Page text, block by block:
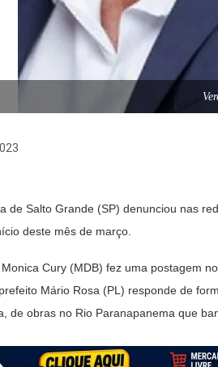
de Salto Grande (SP) denunciou nas
deste mês de março.
Cury (MDB) fez uma postagem
Mário Rosa (PL) responde de
de obras no Rio Paranapanema que